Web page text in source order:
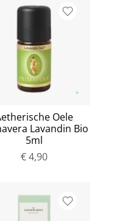
Oele
Lavandin Bio
5ml
€ 4,90